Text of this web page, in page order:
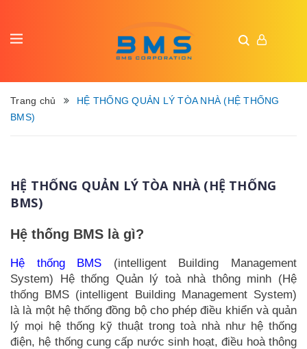
Trang chủ
HỆ THỐNG QUẢN LÝ TÒA NHÀ (HỆ THỐNG
BMS)
HỆ THỐNG QUẢN LÝ TÒA NHÀ (HỆ THỐNG
BMS)
Hệ thống BMS là gì?
Hệ thống BMS (intelligent Building Management
System) Hệ thống Quản lý toà nhà thông minh (Hệ
thống BMS (intelligent Building Management System)
là là một hệ thống đồng bộ cho phép điều khiển và quản
lý mọi hệ thống kỹ thuật trong toà nhà như hệ thống
điện, hệ thống cung cấp nước sinh hoạt, điều hoà thông